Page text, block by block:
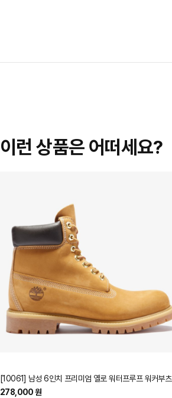
이런 상품은 어떠세요?
[10061] 남성 6인치 프리미엄 옐로 워터프루프 워커부츠
278,000 원